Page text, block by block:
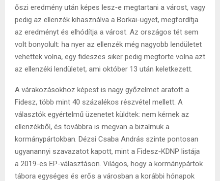
őszi eredmény után képes lesz-e megtartani a várost, vagy
pedig az ellenzék kihasználva a Borkai-ügyet, megfordítja
az eredményt és elhódítja a várost. Az országos tét sem
volt bonyolult: ha nyer az ellenzék még nagyobb lendületet
vehettek volna, egy fideszes siker pedig megtörte volna azt
az ellenzéki lendületet, ami október 13 után keletkezett.
A várakozásokhoz képest is nagy győzelmet aratott a
Fidesz, több mint 40 százalékos részvétel mellett. A
választók egyértelmű üzenetet küldtek: nem kérnek az
ellenzékből, és továbbra is megvan a bizalmuk a
kormánypártokban. Dézsi Csaba András szinte pontosan
ugyanannyi szavazatot kapott, mint a Fidesz-KDNP listája
a 2019-es EP-választáson. Világos, hogy a kormánypártok
tábora egységes és erős a városban a korábbi hónapok